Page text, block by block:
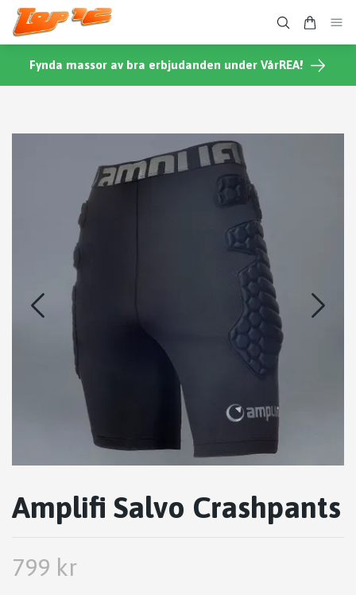
Fynda massor av bra erbjudanden under VårREA!
Amplifi Salvo Crashpants
799 kr